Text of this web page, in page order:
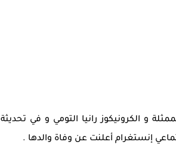
والد الانستغراموز و الممثلة و الكرونيكوز رانيا التومي و في تحديثة
إنستغرام أعلنت عن وفاة والدها .